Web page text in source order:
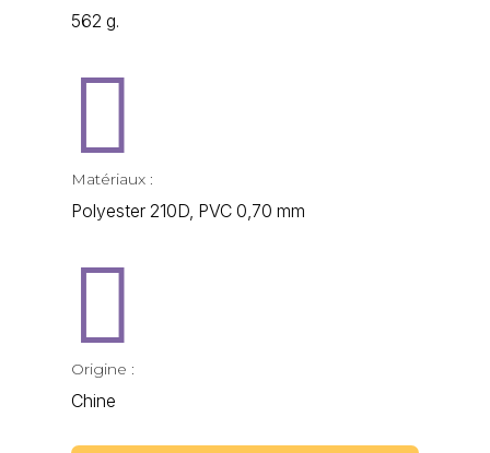
562 g.

Matériaux :
Polyester 210D, PVC 0,70 mm

Origine :
Chine